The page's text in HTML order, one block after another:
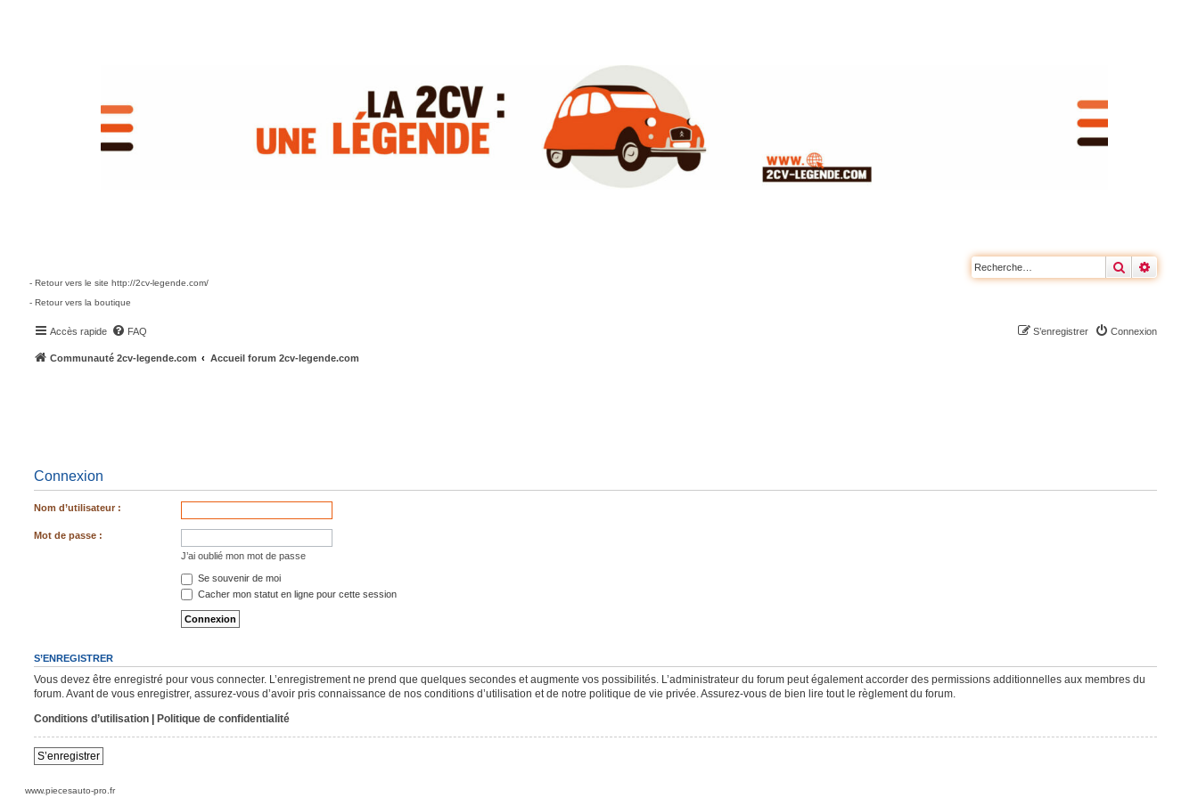
Rechercher
- Retour vers le site http://2cv-legende.com/
- Retour vers la boutique
Accès rapide FAQ Connexion
S’enregistrer
Communauté 2cv-legende.com Accueil forum 2cv-legende.com
Connexion
Nom d’utilisateur :
Mot de passe :
J’ai oublié mon mot de passe
Se souvenir de moi
Cacher mon statut en ligne pour cette session
S’ENREGISTRER
Vous devez être enregistré pour vous connecter. L’enregistrement ne prend que quelques secondes et augmente vos possibilités. L’administrateur du forum peut également accorder des permissions additionnelles aux membres du
forum. Avant de vous enregistrer, assurez-vous d’avoir pris connaissance de nos conditions d’utilisation et de notre politique de vie privée. Assurez-vous de bien lire tout le règlement du forum.
Conditions d’utilisation| Politique de confidentialité
S’enregistrer
www.piecesauto-pro.fr